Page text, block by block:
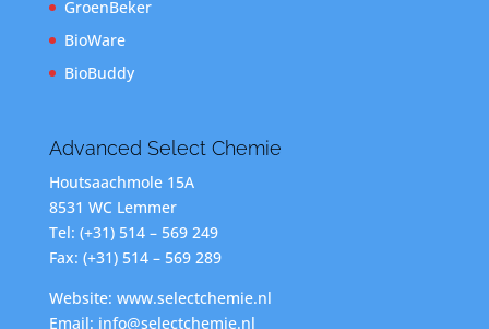
GroenBeker
BioWare
BioBuddy
Advanced Select Chemie
Houtsaachmole 15A
8531 WC Lemmer
Tel: (+31) 514 – 569 249
Fax: (+31) 514 – 569 289
Website: www.selectchemie.nl
Email: info@selectchemie.nl